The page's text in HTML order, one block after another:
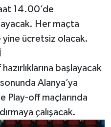
14.00’de
Her maçta
ücretsiz olacak.
başlayacak
sonunda Alanya’ya
Play-off maçlarında
çalışacak.